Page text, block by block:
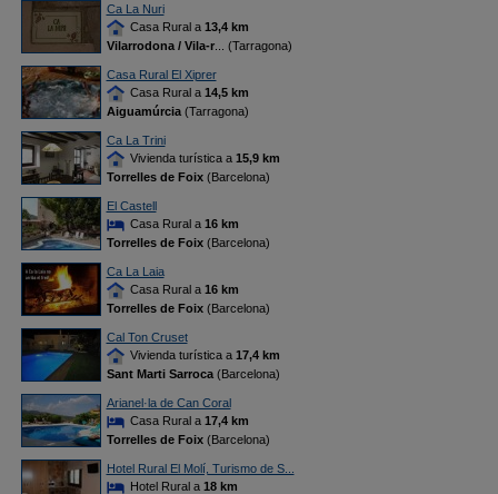
Ca La Nuri
Casa Rural a 13,4 km
Vilarrodona / Vila-r... (Tarragona)
Casa Rural El Xiprer
Casa Rural a 14,5 km
Aiguamúrcia(Tarragona)
Ca La Trini
Vivienda turística a 15,9 km
Torrelles de Foix(Barcelona)
El Castell
Casa Rural a 16 km
Torrelles de Foix(Barcelona)
Ca La Laia
Casa Rural a 16 km
Torrelles de Foix(Barcelona)
Cal Ton Cruset
Vivienda turística a 17,4 km
Sant Marti Sarroca(Barcelona)
Arianel·la de Can Coral
Casa Rural a 17,4 km
Torrelles de Foix(Barcelona)
Hotel Rural El Molí, Turismo de S...
Hotel Rural a 18 km